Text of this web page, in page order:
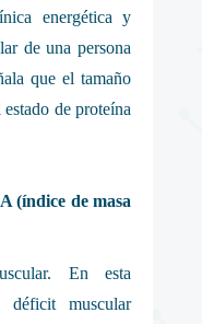
energética y
de una persona
que el tamaño
de proteína
(índice de masa
En esta
déficit muscular